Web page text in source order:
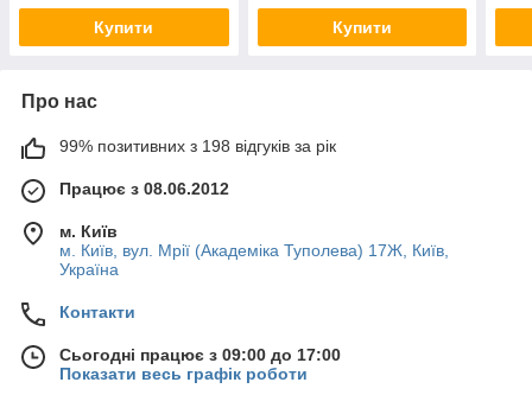
Купити Купити
Про нас
99% позитивних з 198 відгуків за рік
Працює з 08.06.2012
м. Київ
м. Київ, вул. Мрії (Академіка Туполева) 17Ж, Київ,
Україна
Контакти
Сьогодні працює з 09:00 до 17:00
Показати весь графік роботи